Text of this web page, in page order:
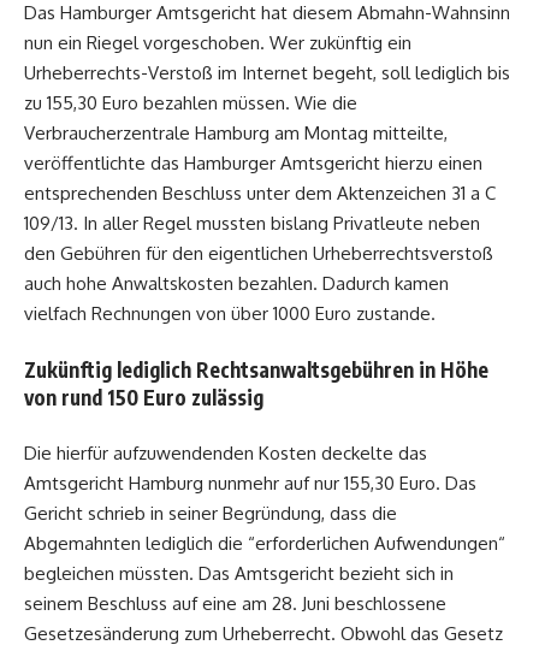
Das Hamburger Amtsgericht hat diesem Abmahn-Wahnsinn
nun ein Riegel vorgeschoben. Wer zukünftig ein
Urheberrechts-Verstoß im Internet begeht, soll lediglich bis
zu 155,30 Euro bezahlen müssen. Wie die
Verbraucherzentrale Hamburg am Montag mitteilte,
veröffentlichte das Hamburger Amtsgericht hierzu einen
entsprechenden Beschluss unter dem Aktenzeichen 31 a C
109/13. In aller Regel mussten bislang Privatleute neben
den Gebühren für den eigentlichen Urheberrechtsverstoß
auch hohe Anwaltskosten bezahlen. Dadurch kamen
vielfach Rechnungen von über 1000 Euro zustande.
Zukünftig lediglich Rechtsanwaltsgebühren in Höhe
von rund 150 Euro zulässig
Die hierfür aufzuwendenden Kosten deckelte das
Amtsgericht Hamburg nunmehr auf nur 155,30 Euro. Das
Gericht schrieb in seiner Begründung, dass die
Abgemahnten lediglich die “erforderlichen Aufwendungen“
begleichen müssten. Das Amtsgericht bezieht sich in
seinem Beschluss auf eine am 28. Juni beschlossene
Gesetzesänderung zum Urheberrecht. Obwohl das Gesetz